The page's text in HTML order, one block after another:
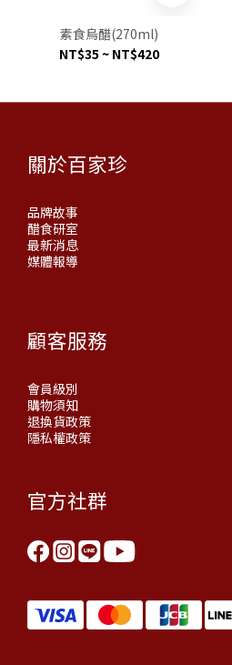
素食烏醋(270ml)
NT$35 ~ NT$420
關於百家珍
品牌故事
醋食研室
最新消息
媒體報導
顧客服務
會員級別
購物須知
退換貨政策
隱私權政策
官方社群